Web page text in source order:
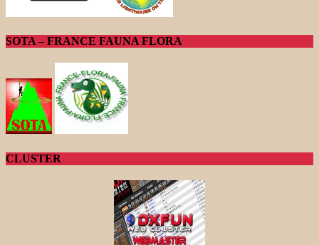
SOTA – FRANCE FAUNA FLORA
CLUSTER